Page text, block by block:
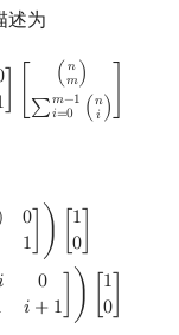
述为
( 𝑛
𝑚)
∑𝑚−1
𝑖=0 (𝑛
𝑖)
n m) =0m n
0
1 )
1
0]
0
𝑖 + 1 )
1
0
] 10] =1 m+